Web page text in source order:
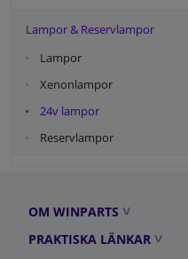
Lampor & Reservlampor
Lampor
Xenonlampor
24v lampor
Reservlampor
OM WINPARTS
PRAKTISKA LÄNKAR